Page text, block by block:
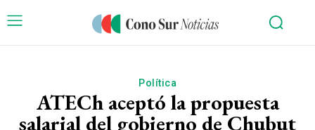
Política
ATECh aceptó la propuesta
salarial del gobierno de Chubut